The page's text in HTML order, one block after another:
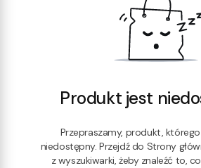
Produkt jest
Przepraszamy, produkt,
niedostępny. Przejdź do Strony
z wyszukiwarki, żeby znaleźć to,